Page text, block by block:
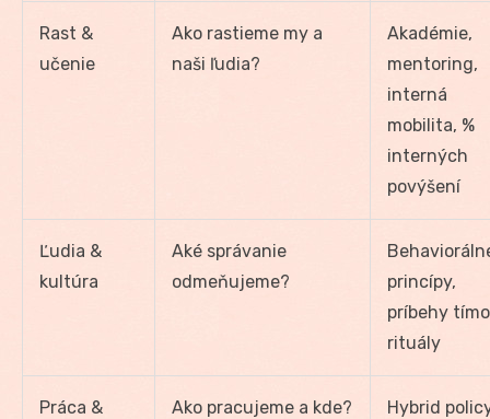
Rast &
učenie
Ako rastieme my a
naši ľudia?
Akadémie,
mentoring,
interná
mobilita, %
interných
povýšení
Ľudia &
kultúra
Aké správanie
odmeňujeme?
princípy,
príbehy
rituály
Práca &
Ako pracujeme a kde?
Hybrid